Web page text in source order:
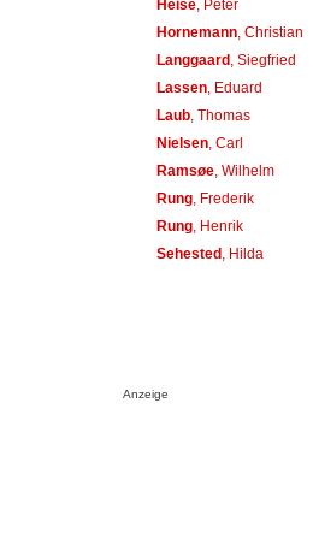
Heise, Peter
Hornemann, Christian
Langgaard, Siegfried
Lassen, Eduard
Laub, Thomas
Nielsen, Carl
Ramsøe, Wilhelm
Rung, Frederik
Rung, Henrik
Sehested, Hilda
Anzeige